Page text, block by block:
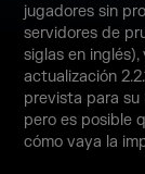
jugadores sin
servidores de
siglas en
actualización
prevista para su
pero es posible
cómo vaya la